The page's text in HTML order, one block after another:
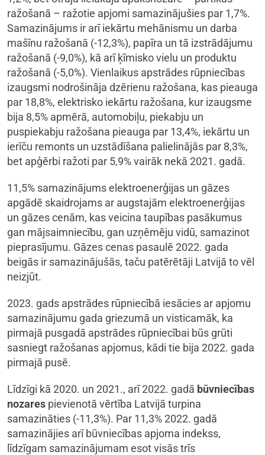
ražošanā – ražotie apjomi samazinājušies par 1,7%.
Samazinājums ir arī iekārtu mehānismu un darba
mašīnu ražošanā (-12,3%), papīra un tā izstrādājumu
ražošanā (-9,0%), kā arī ķīmisko vielu un produktu
ražošanā (-5,0%). Vienlaikus apstrādes rūpniecības
izaugsmi nodrošināja dzērienu ražošana, kas pieauga
par 18,8%, elektrisko iekārtu ražošana, kur izaugsme
bija 8,5% apmērā, automobiļu, piekabju un
puspiekabju ražošana pieauga par 13,4%, iekārtu un
ierīču remonts un uzstādīšana palielinājās par 8,3%,
bet apģērbi ražoti par 5,9% vairāk nekā 2021. gadā.
11,5% samazinājums elektroenerģijas un gāzes
apgādē skaidrojams ar augstajām elektroenerģijas
un gāzes cenām, kas veicina taupības pasākumus
gan mājsaimniecību, gan uzņēmēju vidū, samazinot
pieprasījumu. Gāzes cenas pasaulē 2022. gada
beigās ir samazinājušās, taču patērētāji Latvijā to vēl
neizjūt.
2023. gads apstrādes rūpniecībā iesācies ar apjomu
samazinājumu gada griezumā un visticamāk, ka
pirmajā pusgadā apstrādes rūpniecībai būs grūti
sasniegt ražošanas apjomus, kādi tie bija 2022. gada
pirmajā pusē.
Līdzīgi kā 2020. un 2021., arī 2022. gadā būvniecības
nozares pievienotā vērtība Latvijā turpina
samazināties (-11,3%). Par 11,3% 2022. gadā
samazinājies arī būvniecības apjoma indekss,
līdzīgam samazinājumam esot visās trīs